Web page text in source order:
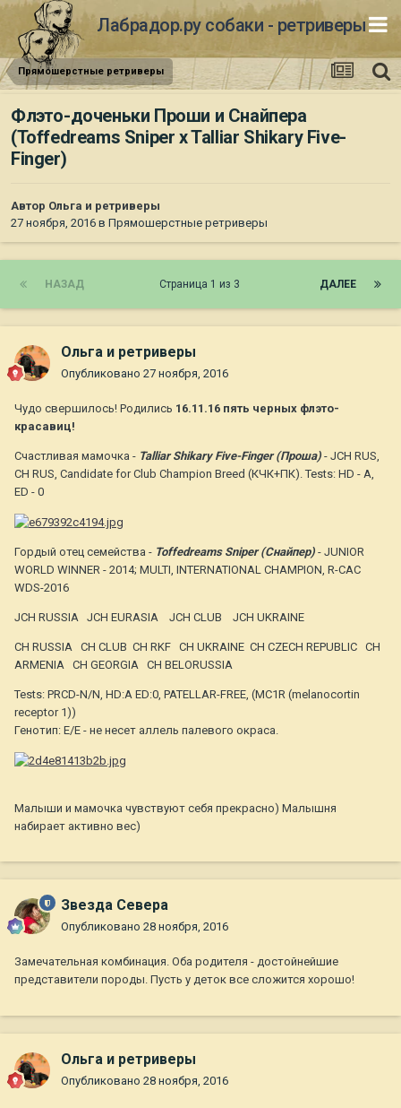
Лабрадор.ру собаки - ретриверы
Прямошерстные ретриверы
Флэто-доченьки Проши и Снайпера
(Toffedreams Sniper x Talliar Shikary Five-
Finger)
Автор Ольга и ретриверы
27 ноября, 2016 в Прямошерстные ретриверы
НАЗАД ДАЛЕЕ
Страница 1 из 3
Ольга и ретриверы
Опубликовано 27 ноября, 2016
Чудо свершилось! Родились 16.11.16 пять черных флэто-
красавиц!
Счастливая мамочка - Talliar Shikary Five-Finger (Проша) - JCH RUS,
CH RUS, Candidate for Club Champion Breed (КЧК+ПК). Tests: HD - A,
ED - 0
Гордый отец семейства - Toffedreams Sniper (Снайпер) - JUNIOR
WORLD WINNER - 2014; MULTI, INTERNATIONAL CHAMPION, R-CAC
WDS-2016
JCH RUSSIA JCH EURASIA JCH CLUB JCH UKRAINE
CH RUSSIA CH CLUB CH RKF CH UKRAINE CH CZECH REPUBLIC CH
ARMENIA CH GEORGIA CH BELORUSSIA
Tests: PRCD-N/N, HD:A ED:0, PATELLAR-FREE, (MC1R (­melanocortin
receptor­ 1))
Генотип:­ E/E - не несет аллель­ палевого окраса.
Малыши и мамочка чувствуют себя прекрасно) Малышня
набирает активно вес)
Звезда Севера
Опубликовано 28 ноября, 2016
Замечательная комбинация. Оба родителя - достойнейшие
представители породы. Пусть у деток все сложится хорошо!
Ольга и ретриверы
Опубликовано 28 ноября, 2016